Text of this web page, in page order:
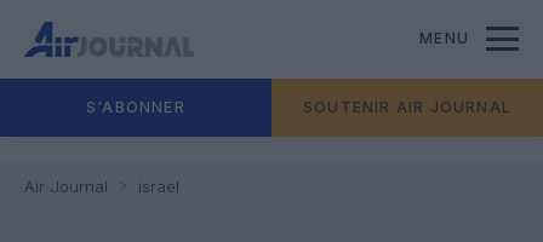
MENU
S'ABONNER SOUTENIR AIR JOURNAL
Air Journal israel